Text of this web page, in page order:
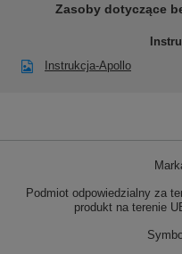
Zasoby dotyczące
Instrukcja-Apollo
Podmiot odpowiedzialny za
produkt na terenie